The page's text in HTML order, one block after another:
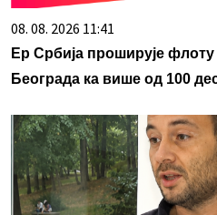
08. 08. 2026 11:41
Ер Србија проширује
Београда ка више од 100